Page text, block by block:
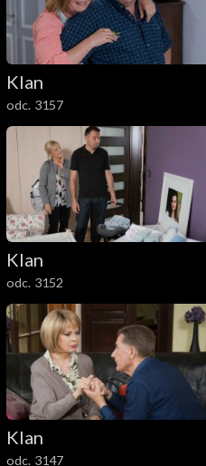
Klan
odc. 3157
Klan
odc. 3152
Klan
odc. 3147